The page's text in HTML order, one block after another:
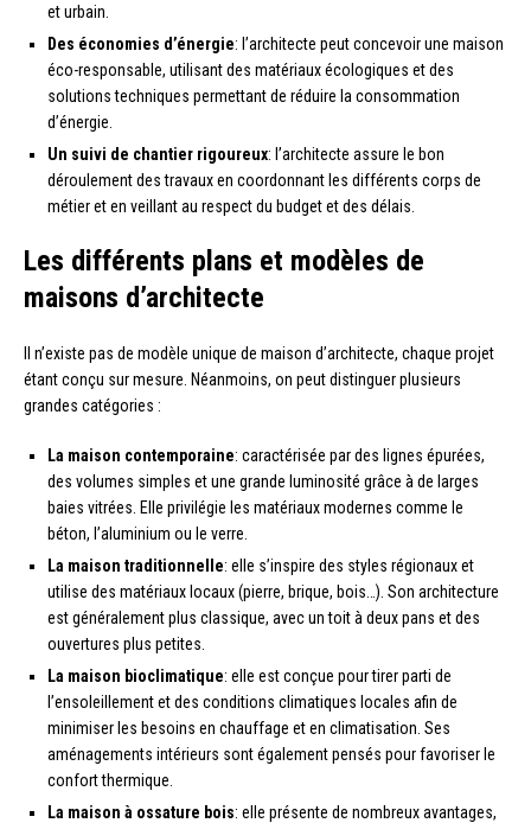
et urbain.
Des économies d’énergie: l’architecte peut concevoir une maison
éco-responsable, utilisant des matériaux écologiques et des
solutions techniques permettant de réduire la consommation
d’énergie.
Un suivi de chantier rigoureux: l’architecte assure le bon
déroulement des travaux en coordonnant les différents corps de
métier et en veillant au respect du budget et des délais.
Les différents plans et modèles de
maisons d’architecte
Il n’existe pas de modèle unique de maison d’architecte, chaque projet
étant conçu sur mesure. Néanmoins, on peut distinguer plusieurs
grandes catégories :
La maison contemporaine: caractérisée par des lignes épurées,
des volumes simples et une grande luminosité grâce à de larges
baies vitrées. Elle privilégie les matériaux modernes comme le
béton, l’aluminium ou le verre.
La maison traditionnelle: elle s’inspire des styles régionaux et
utilise des matériaux locaux (pierre, brique, bois…). Son architecture
est généralement plus classique, avec un toit à deux pans et des
ouvertures plus petites.
La maison bioclimatique: elle est conçue pour tirer parti de
l’ensoleillement et des conditions climatiques locales afin de
minimiser les besoins en chauffage et en climatisation. Ses
aménagements intérieurs sont également pensés pour favoriser le
confort thermique.
La maison à ossature bois: elle présente de nombreux avantages,